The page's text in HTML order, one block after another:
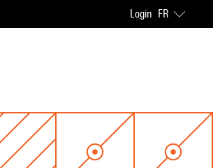
Login FR